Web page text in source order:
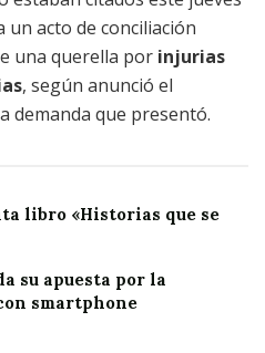
acto de conciliación
una querella por injurias
, según anunció el
demanda que presentó.
libro «Historias que se
su apuesta por la
smartphone